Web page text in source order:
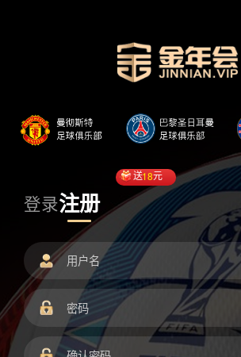
登录注册
送18元